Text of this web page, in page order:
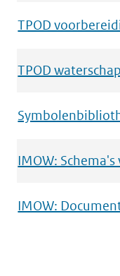
TPOD
TPOD
IMOW: Schema's
IMOW: